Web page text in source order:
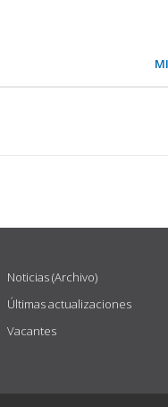
Noticias (Archivo)
Últimas actualizaciones
Vacantes